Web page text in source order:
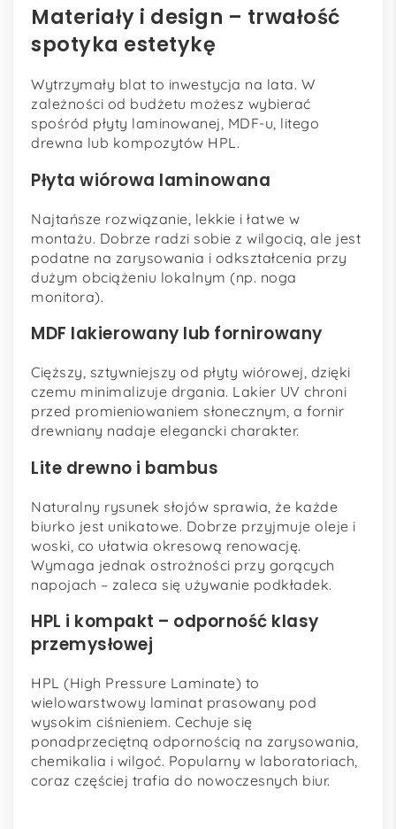
Materiały i design – trwałość
spotyka estetykę
Wytrzymały blat to inwestycja na lata. W
zależności od budżetu możesz wybierać
spośród płyty laminowanej, MDF-u, litego
drewna lub kompozytów HPL.
Płyta wiórowa laminowana
Najtańsze rozwiązanie, lekkie i łatwe w
montażu. Dobrze radzi sobie z wilgocią, ale jest
podatne na zarysowania i odkształcenia przy
dużym obciążeniu lokalnym (np. noga
monitora).
MDF lakierowany lub fornirowany
Cięższy, sztywniejszy od płyty wiórowej, dzięki
czemu minimalizuje drgania. Lakier UV chroni
przed promieniowaniem słonecznym, a fornir
drewniany nadaje elegancki charakter.
Lite drewno i bambus
Naturalny rysunek słojów sprawia, że każde
biurko jest unikatowe. Dobrze przyjmuje oleje i
woski, co ułatwia okresową renowację.
Wymaga jednak ostrożności przy gorących
napojach – zaleca się używanie podkładek.
HPL i kompakt – odporność klasy
przemysłowej
HPL (High Pressure Laminate) to
wielowarstwowy laminat prasowany pod
wysokim ciśnieniem. Cechuje się
ponadprzeciętną odpornością na zarysowania,
chemikalia i wilgoć. Popularny w laboratoriach,
coraz częściej trafia do nowoczesnych biur.